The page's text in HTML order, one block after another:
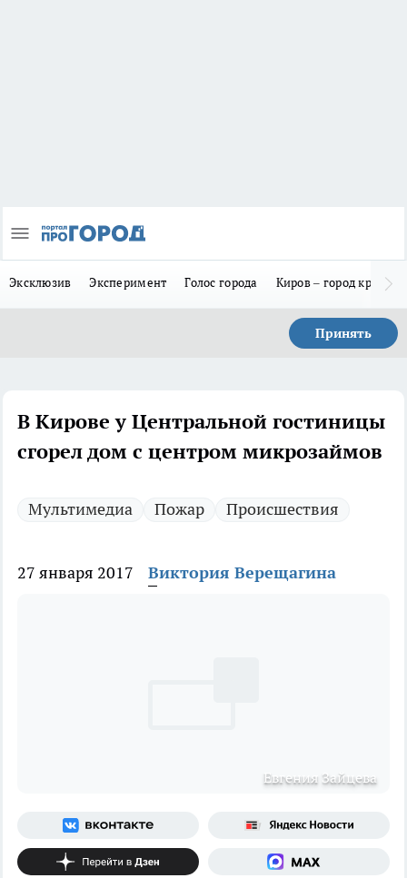
Эксклюзив Эксперимент Голос города Киров – город
Принять
В Кирове у Центральной гостиницы
сгорел дом с центром микрозаймов
Мультимедиа Пожар Происшествия
27 января 2017 Виктория Верещагина
Евгения Зайцева